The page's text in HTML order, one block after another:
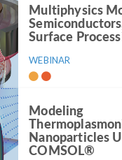
Multiphysics
Surface
WEBINAR
Modeling
Nanoparticles
COMSOL®